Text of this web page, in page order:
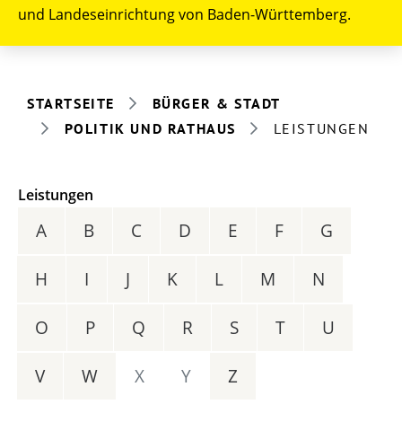
und Landeseinrichtung von Baden-Württemberg.
STARTSEITE
BÜRGER & STADT
POLITIK UND RATHAUS
LEISTUNGEN
Leistungen
A B C D E F G
H I J K L M N
O P Q R S T U
V W X Y Z